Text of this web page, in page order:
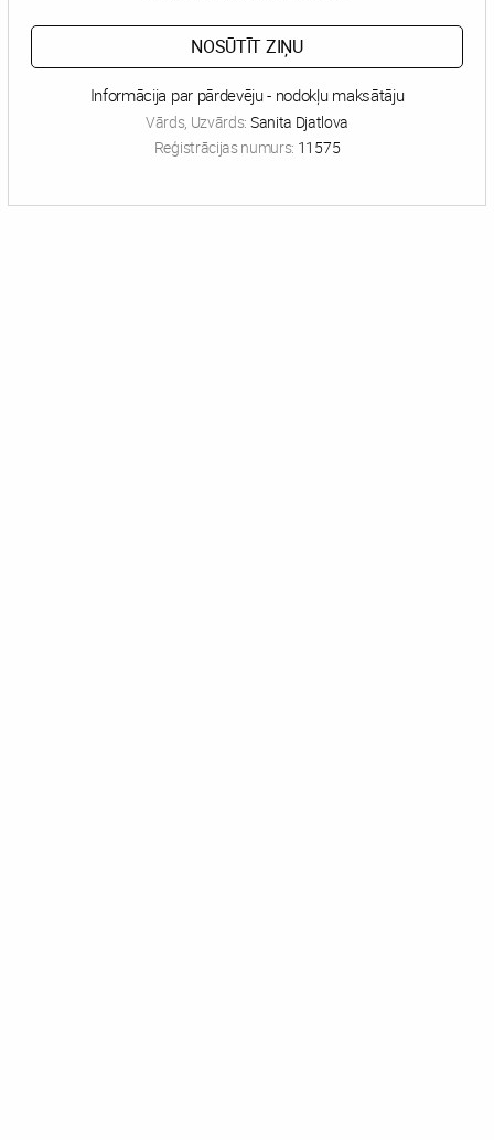
NOSŪTĪT ZIŅU
Informācija par pārdevēju - nodokļu maksātāju
Vārds, Uzvārds: Sanita Djatlova
Reģistrācijas numurs: 11575